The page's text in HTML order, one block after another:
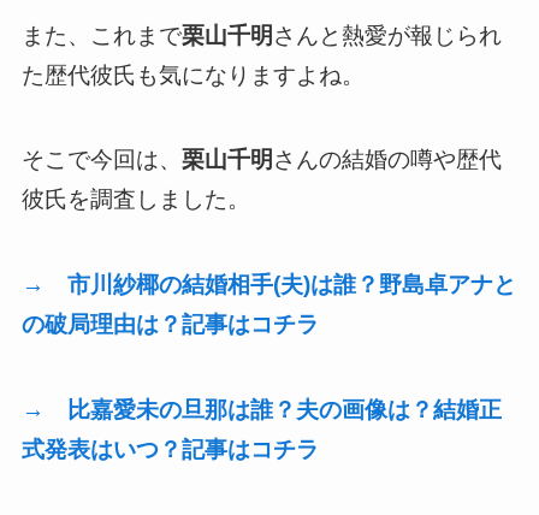
また、これまで栗山千明 さんと熱愛が報じられ
た歴代彼氏も気になりますよね。
そこで今回は、 栗山千明 さんの結婚の噂や歴代
彼氏を調査しました。
→ 市川紗椰の結婚相手(夫)は誰？ 野島卓アナと
の破局理由は？記事はコチラ
→ 比嘉愛未の旦那は誰？夫の画像は？結婚正
式発表はいつ？記事はコチラ